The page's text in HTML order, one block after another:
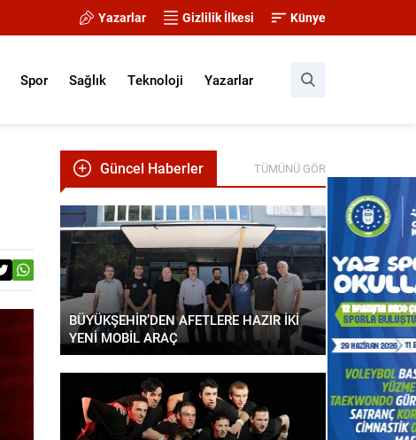
Yazarlar Gizlilik İlkesi Künye
Spor Sağlık Teknoloji Yazarlar
Güncel Haberler TÜMÜNÜ GÖR
BÜYÜKŞEHİR’DEN AFETLERE HAZIR İKİ
YENİ MOBİL ARAÇ